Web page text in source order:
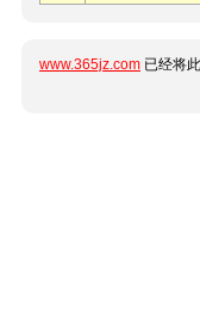
www.365jz.com 已经将